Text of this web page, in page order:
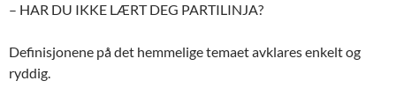
– HAR DU IKKE LÆRT DEG PARTILINJA?
Definisjonene på det hemmelige temaet avklares enkelt og
ryddig.